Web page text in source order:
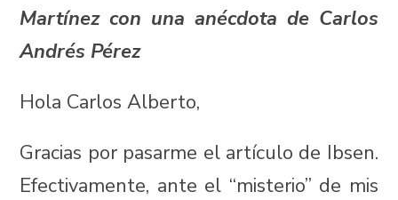
Martínez con una anécdota de Carlos
Andrés Pérez
Hola Carlos Alberto,
Gracias por pasarme el artículo de Ibsen.
Efectivamente, ante el “misterio” de mis